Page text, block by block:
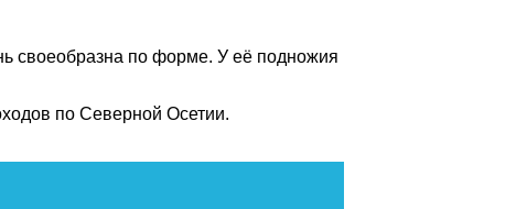
своеобразна по форме. У её подножия
по Северной Осетии.